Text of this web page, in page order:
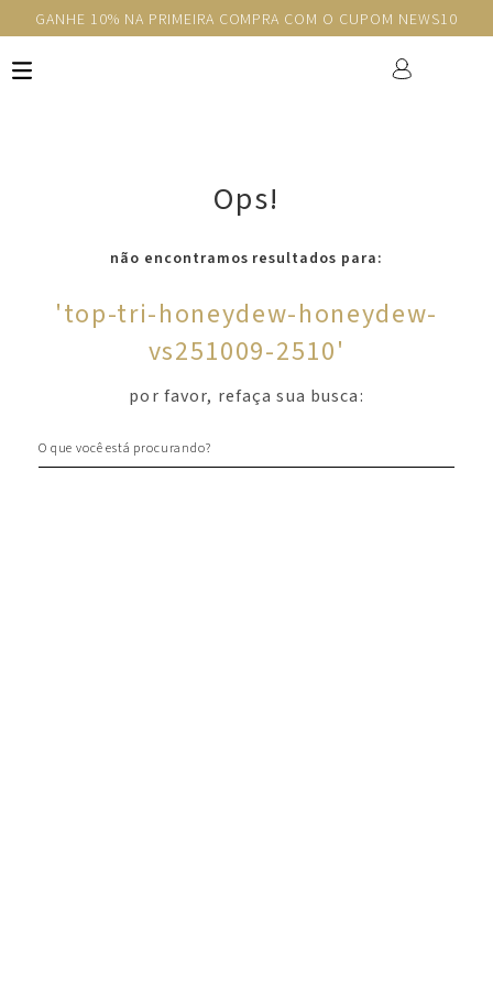
GANHE 10% NA PRIMEIRA COMPRA COM O CUPOM NEWS10
Ops!
não encontramos resultados para:
'top-tri-honeydew-honeydew-
vs251009-2510'
por favor, refaça sua busca: